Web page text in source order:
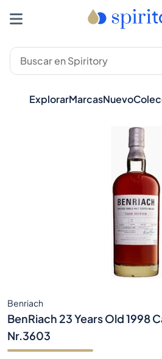
ExplorarMarcasNuevo
Benriach
BenRiach 23 Years Old 1998
Nr.3603